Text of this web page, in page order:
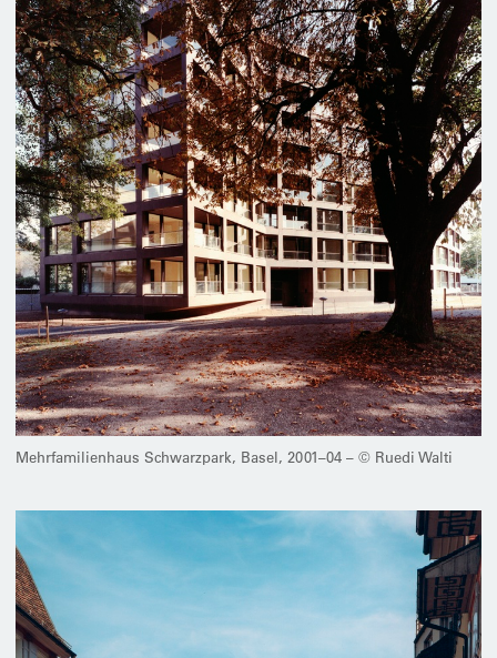
Mehrfamilienhaus Schwarzpark, Basel, 2001–04 – © Ruedi Walti